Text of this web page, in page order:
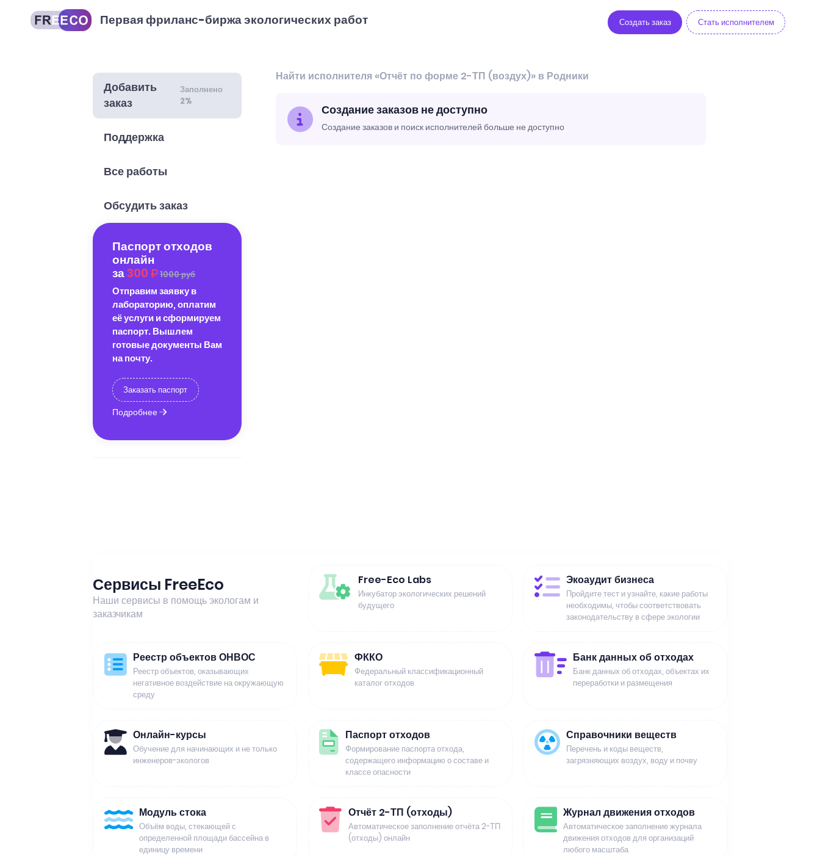
Первая фриланс-биржа экологических работ Создать заказ Стать исполнителем
Добавить
заказ
Заполнено
2%
Поддержка
Все работы
Обсудить заказ
Паспорт отходов
онлайн
за300 1000 руб
Отправим заявку в
лабораторию, оплатим
её услуги и сформируем
паспорт. Вышлем
готовые документы Вам
на почту.
Заказать паспорт
Подробнее
Найти исполнителя «Отчёт по форме 2-ТП (воздух)» в Родники
Создание заказов не доступно
Создание заказов и поиск исполнителей больше не доступно
Сервисы FreeEco
Наши сервисы в помощь экологам и
заказчикам
Free-Eco Labs
Инкубатор экологических решений
будущего
Экоаудит бизнеса
Пройдите тест и узнайте, какие работы
необходимы, чтобы соответствовать
законодательству в сфере экологии
Реестр объектов ОНВОС
Реестр объектов, оказывающих
негативное воздействие на окружающую
среду
ФККО
Федеральный классификационный
каталог отходов
Банк данных об отходах
Банк данных об отходах, объектах их
переработки и размещения
Онлайн-курсы
Обучение для начинающих и не только
инженеров-экологов
Паспорт отходов
Формирование паспорта отхода,
содержащего информацию о составе и
классе опасности
Справочники веществ
Перечень и коды веществ,
загрязняющих воздух, воду и почву
Модуль стока
Объём воды, стекающей с
определенной площади бассейна в
единицу времени
Отчёт 2-ТП (отходы)
Автоматическое заполнение отчёта 2-ТП
(отходы) онлайн
Журнал движения отходов
Автоматическое заполнение журнала
движения отходов для организаций
любого масштаба